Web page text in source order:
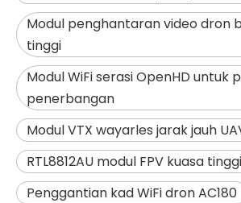
Modul penghantaran video dron
tinggi
Modul WiFi serasi OpenHD untuk
penerbangan
Modul VTX wayarles jarak jauh
RTL8812AU modul FPV kuasa
Penggantian kad WiFi dron AC180